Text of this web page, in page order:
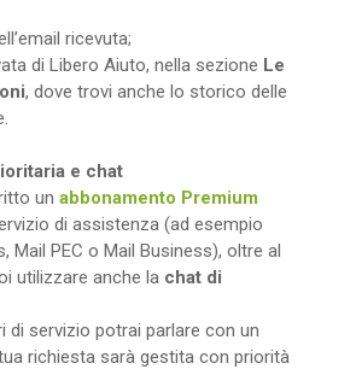
ricevuta;
di Libero Aiuto, nella sezione Le
, dove trovi anche lo storico delle
e chat
un abbonamento Premium
di assistenza (ad esempio
Mail PEC o Mail Business), oltre al
utilizzare anche la chat di
di servizio potrai parlare con un
richiesta sarà gestita con priorità